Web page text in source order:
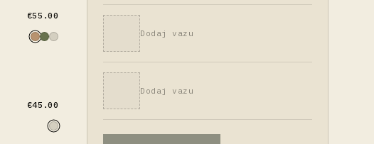
€55.00
€45.00
Dodaj vazu
Dodaj vazu